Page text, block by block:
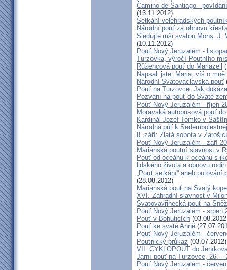
Camino de Santiago -
(13.11.2012)
Setkání velehradských
Národní pouť za obnovu
Sledujte mši svatou Mons. J.
(10.11.2012)
Pouť Nový Jeruzalém -
Turzovka, výročí Poutního
Růžencová pouť do Mariazell
Napsali jste: Maria, víš o mně
Národní Svatováclavská pouť
Pouť na Turzovce: Jak
Pozvání na pouť do Svaté
Pouť Nový Jeruzalém - říjen
Moravská autobusová pouť
Kardinál Jozef Tomko v
Národná púť k
8. září: Zlatá sobota v
Pouť Nový Jeruzalém - září
Mariánská poutní slavnost v
Pouť od oceánu k oceánu s
lidského života a obnovu
„Pouť setkání“ aneb
(28.08.2012)
Mariánská pouť na Svatý
XVI. Zahradní slavnost v
Svatovavřinecká pouť na
Pouť Nový Jeruzalém - srpen
Pouť v Bohuticích
Pouť ke svaté Anně
Pouť Nový Jeruzalém -
Poutnický průkaz (03.07.2012)
VII. CYKLOPOUŤ do
Jarní pouť na Turzovce, 26. –
Pouť Nový Jeruzalém -